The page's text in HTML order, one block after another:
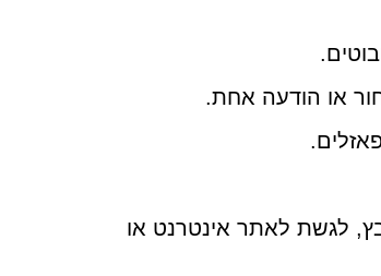
או הודעה אחת.
לגשת לאתר אינטרנט או